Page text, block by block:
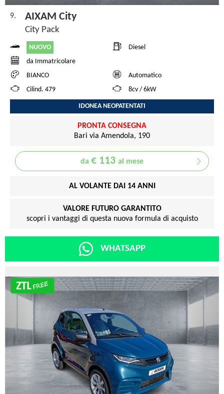
9. AIXAM City
City Pack
NUOVO
Diesel
da Immatricolare
BIANCO
Automatico
Cilind. 479
8cv / 6kW
IDONEA NEOPATENTATI
PRONTA CONSEGNA
Bari via Amendola, 190
da € 113 al mese
AL VOLANTE DAI 14 ANNI
VALORE FUTURO GARANTITO
scopri i vantaggi di questa nuova formula di acquisto
WHATSAPP